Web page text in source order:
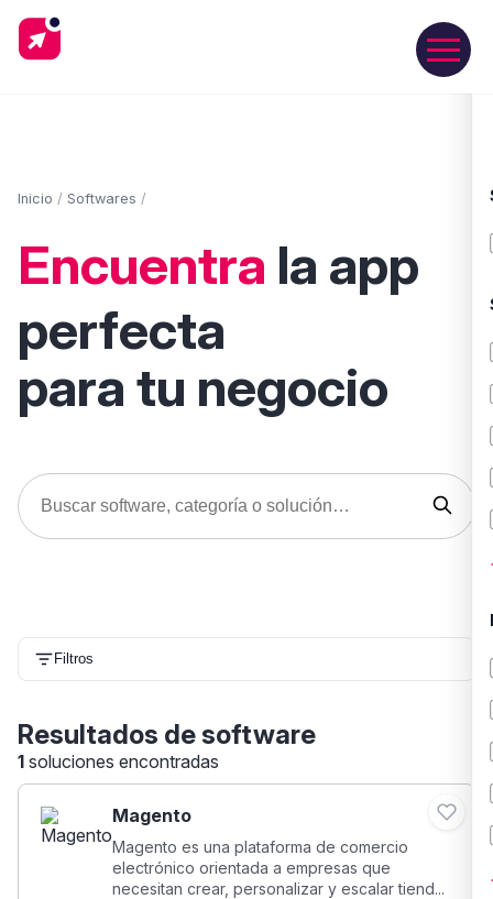
Inicio / Softwares /
Encuentra la app
perfecta
para tu negocio
Filtros
Resultados de software
1 soluciones encontradas
Magento
Magento es una plataforma de comercio
electrónico orientada a empresas que
necesitan crear, personalizar y escalar tiend...